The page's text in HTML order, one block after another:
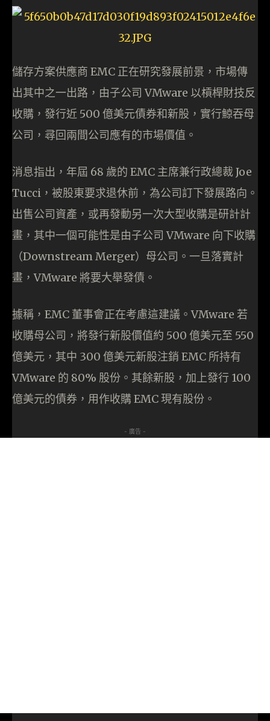
儲存方案供應商 EMC 正在研究發展前景，市場傳
出其中之一出路，由子公司 VMware 以槓桿財技反
收購，發行近 500 億美元債券和新股，實行鯨吞母
公司，尋回兩間公司應有的市場價值。
消息指出，年屆 68 歲的 EMC 主席兼行政總裁 Joe
Tucci，被股東要求退休前，為公司訂下發展路向。
出售公司資產，或再發動另一次大型收購是研計計
畫，其中一個可能性是由子公司 VMware 向下收購
（Downstream Merger）母公司。一旦落實計
畫，VMware 將要大舉發債。
據稱，EMC 董事會正在考慮這建議。VMware 若
收購母公司，將發行新股價值約 500 億美元至 550
億美元，其中 300 億美元新股注銷 EMC 所持有
VMware 的 80% 股份。其餘新股，加上發行 100
億美元的債券，用作收購 EMC 現有股份。
- 廣告 -